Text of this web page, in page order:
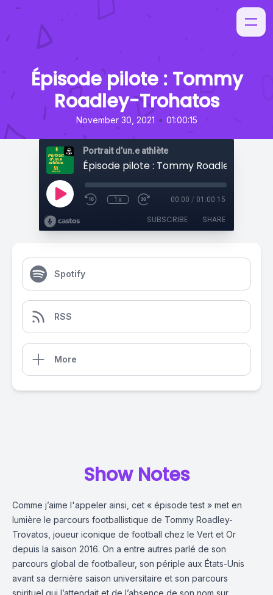
Épisode pilote : Tommy
Roadley-Trohatos
November 30, 2021 • 01:00:15
Portrait d’un.e athlète
Épisode pilote : Tommy Roadley-
1x 00:00 / 01:00:15
SUBSCRIBE SHARE
Spotify
RSS
More
Show Notes
Comme j’aime l'appeler ainsi, cet « épisode test » met en
lumière le parcours footballistique de Tommy Roadley-
Trovatos , joueur iconique de football chez le Vert et Or
depuis la saison 2016. On a entre autres parlé de son
parcours global de footballeur, son périple aux États-Unis
avant sa dernière saison universitaire et son parcours
spirituel qui l’attendait et de l’absence de son nom sur